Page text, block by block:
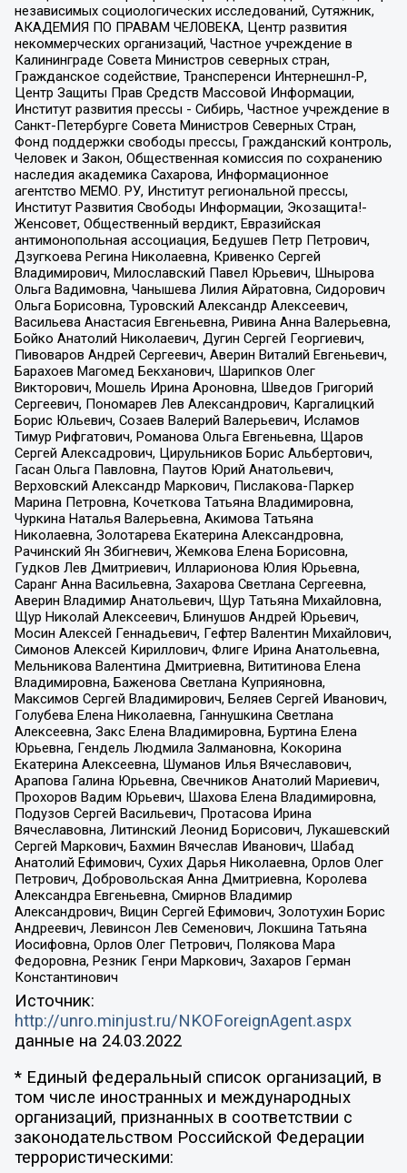
независимых социологических исследований, Сутяжник,
АКАДЕМИЯ ПО ПРАВАМ ЧЕЛОВЕКА, Центр развития
некоммерческих организаций, Частное учреждение в
Калининграде Совета Министров северных стран,
Гражданское содействие, Трансперенси Интернешнл-Р,
Центр Защиты Прав Средств Массовой Информации,
Институт развития прессы - Сибирь, Частное учреждение в
Санкт-Петербурге Совета Министров Северных Стран,
Фонд поддержки свободы прессы, Гражданский контроль,
Человек и Закон, Общественная комиссия по сохранению
наследия академика Сахарова, Информационное
агентство МЕМО. РУ, Институт региональной прессы,
Институт Развития Свободы Информации, Экозащита!-
Женсовет, Общественный вердикт, Евразийская
антимонопольная ассоциация, Бедушев Петр Петрович,
Дзугкоева Регина Николаевна, Кривенко Сергей
Владимирович, Милославский Павел Юрьевич, Шнырова
Ольга Вадимовна, Чанышева Лилия Айратовна, Сидорович
Ольга Борисовна, Туровский Александр Алексеевич,
Васильева Анастасия Евгеньевна, Ривина Анна Валерьевна,
Бойко Анатолий Николаевич, Дугин Сергей Георгиевич,
Пивоваров Андрей Сергеевич, Аверин Виталий Евгеньевич,
Барахоев Магомед Бекханович, Шарипков Олег
Викторович, Мошель Ирина Ароновна, Шведов Григорий
Сергеевич, Пономарев Лев Александрович, Каргалицкий
Борис Юльевич, Созаев Валерий Валерьевич, Исламов
Тимур Рифгатович, Романова Ольга Евгеньевна, Щаров
Сергей Алексадрович, Цирульников Борис Альбертович,
Гасан Ольга Павловна, Паутов Юрий Анатольевич,
Верховский Александр Маркович, Пислакова-Паркер
Марина Петровна, Кочеткова Татьяна Владимировна,
Чуркина Наталья Валерьевна, Акимова Татьяна
Николаевна, Золотарева Екатерина Александровна,
Рачинский Ян Збигневич, Жемкова Елена Борисовна,
Гудков Лев Дмитриевич, Илларионова Юлия Юрьевна,
Саранг Анна Васильевна, Захарова Светлана Сергеевна,
Аверин Владимир Анатольевич, Щур Татьяна Михайловна,
Щур Николай Алексеевич, Блинушов Андрей Юрьевич,
Мосин Алексей Геннадьевич, Гефтер Валентин Михайлович,
Симонов Алексей Кириллович, Флиге Ирина Анатольевна,
Мельникова Валентина Дмитриевна, Вититинова Елена
Владимировна, Баженова Светлана Куприяновна,
Максимов Сергей Владимирович, Беляев Сергей Иванович,
Голубева Елена Николаевна, Ганнушкина Светлана
Алексеевна, Закс Елена Владимировна, Буртина Елена
Юрьевна, Гендель Людмила Залмановна, Кокорина
Екатерина Алексеевна, Шуманов Илья Вячеславович,
Арапова Галина Юрьевна, Свечников Анатолий Мариевич,
Прохоров Вадим Юрьевич, Шахова Елена Владимировна,
Подузов Сергей Васильевич, Протасова Ирина
Вячеславовна, Литинский Леонид Борисович, Лукашевский
Сергей Маркович, Бахмин Вячеслав Иванович, Шабад
Анатолий Ефимович, Сухих Дарья Николаевна, Орлов Олег
Петрович, Добровольская Анна Дмитриевна, Королева
Александра Евгеньевна, Смирнов Владимир
Александрович, Вицин Сергей Ефимович, Золотухин Борис
Андреевич, Левинсон Лев Семенович, Локшина Татьяна
Иосифовна, Орлов Олег Петрович, Полякова Мара
Федоровна, Резник Генри Маркович, Захаров Герман
Константинович
Источник:
http://unro.minjust.ru/NKOForeignAgent.aspx
данные на 24.03.2022
* Единый федеральный список организаций, в
том числе иностранных и международных
организаций, признанных в соответствии с
законодательством Российской Федерации
террористическими: